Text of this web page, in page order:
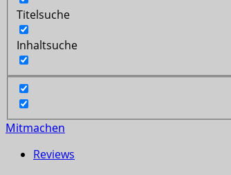
Titelsuche
Inhaltsuche
Mitmachen
Reviews